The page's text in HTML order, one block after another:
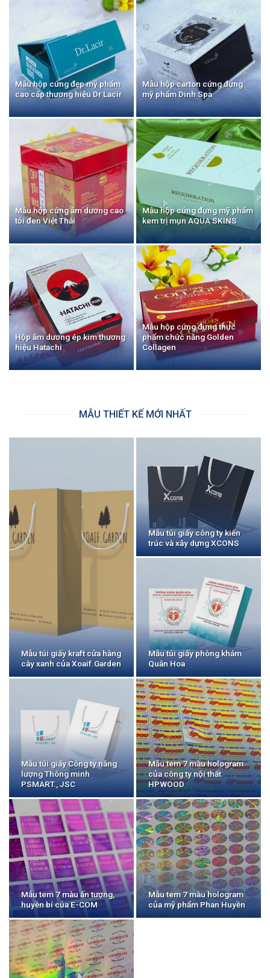
Mẫu hộp cứng đẹp mỹ phẩm
cao cấp thương hiệu Dr Lacir
Mẫu hộp carton cứng đựng
mỹ phẩm Dinh Spa
Mẫu hộp cứng âm dương cao
tỏi đen Việt Thái
Mẫu hộp cứng đựng mỹ phẩm
kem trị mụn AQUA SKINS
Hộp âm dương ép kim thương
hiệu Hatachi
Mẫu hộp cứng đựng thực
phẩm chức năng Golden
Collagen
MẪU THIẾT KẾ MỚI NHẤT
Mẫu túi giấy kraft cửa hàng
cây xanh của Xoaif.Garden
Mẫu túi giấy công ty kiến
trúc và xây dựng XCONS
Mẫu túi giấy phòng khám
Quân Hoa
Mẫu túi giấy Công ty năng
lượng Thông minh
PSMART., JSC
Mẫu tem 7 màu hologram
của công ty nội thất
HPWOOD
Mẫu tem 7 màu ấn tượng,
huyền bí của E-COM
Mẫu tem 7 màu hologram
của mỹ phẩm Phan Huyền